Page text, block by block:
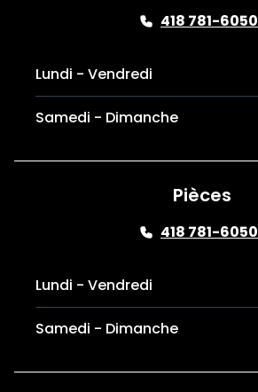
418 781-6050
Lundi - Vendredi
Samedi - Dimanche
Pièces
418 781-6050
Lundi - Vendredi
Samedi - Dimanche